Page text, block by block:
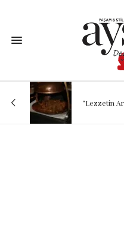
“Lezzetin